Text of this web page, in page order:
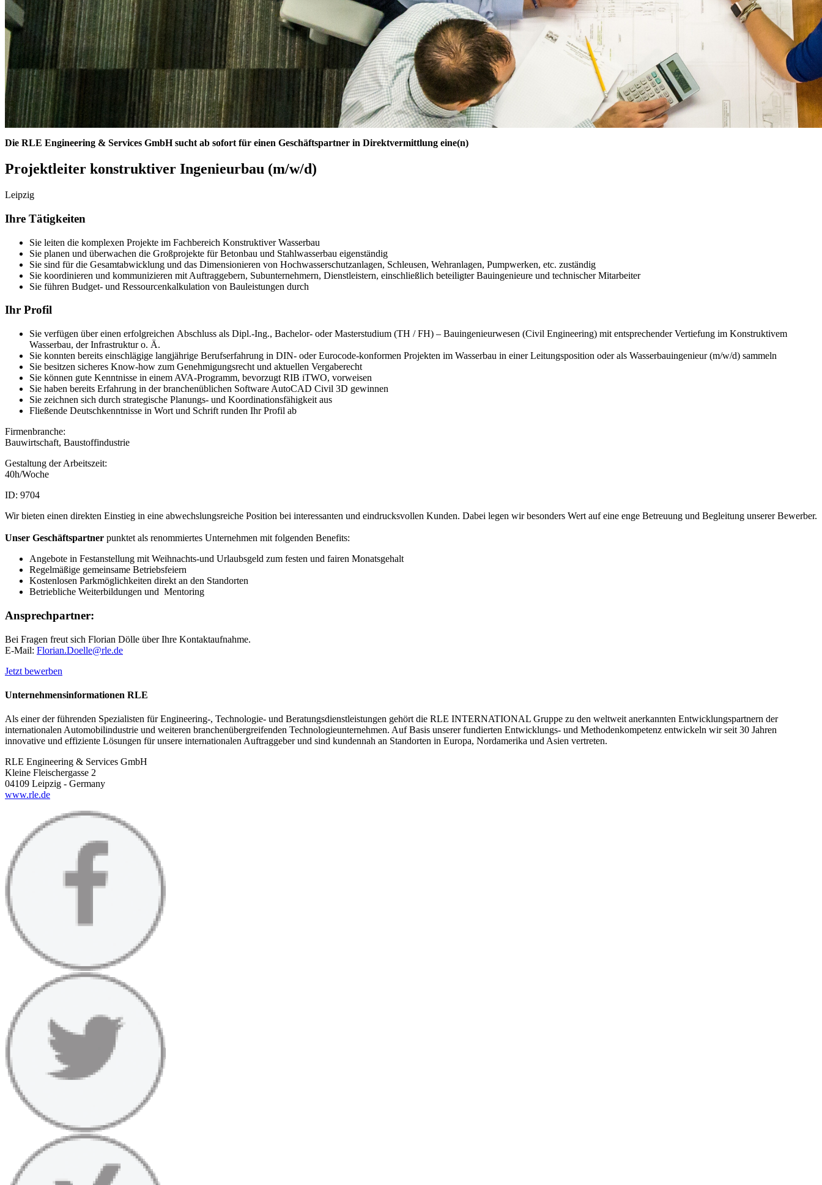
Die RLE Engineering & Services GmbH sucht ab sofort für einen Geschäftspartner in Direktvermittlung eine(n)
Projektleiter konstruktiver Ingenieurbau (m/w/d)
Leipzig
Ihre Tätigkeiten
Sie leiten die komplexen Projekte im Fachbereich Konstruktiver Wasserbau
Sie planen und überwachen die Großprojekte für Betonbau und Stahlwasserbau eigenständig
Sie sind für die Gesamtabwicklung und das Dimensionieren von Hochwasserschutzanlagen, Schleusen, Wehranlagen, Pumpwerken, etc. zuständig
Sie koordinieren und kommunizieren mit Auftraggebern, Subunternehmern, Dienstleistern, einschließlich beteiligter Bauingenieure und technischer Mitarbeiter
Sie führen Budget- und Ressourcenkalkulation von Bauleistungen durch
Ihr Profil
Sie verfügen über einen erfolgreichen Abschluss als Dipl.-Ing., Bachelor- oder Masterstudium (TH / FH) – Bauingenieurwesen (Civil Engineering) mit entsprechender Vertiefung im Konstruktivem
Wasserbau, der Infrastruktur o. Ä.
Sie konnten bereits einschlägige langjährige Berufserfahrung in DIN- oder Eurocode-konformen Projekten im Wasserbau in einer Leitungsposition oder als Wasserbauingenieur (m/w/d) sammeln
Sie besitzen sicheres Know-how zum Genehmigungsrecht und aktuellen Vergaberecht
Sie können gute Kenntnisse in einem AVA-Programm, bevorzugt RIB iTWO, vorweisen
Sie haben bereits Erfahrung in der branchenüblichen Software AutoCAD Civil 3D gewinnen
Sie zeichnen sich durch strategische Planungs- und Koordinationsfähigkeit aus
Fließende Deutschkenntnisse in Wort und Schrift runden Ihr Profil ab
Firmenbranche:
Bauwirtschaft, Baustoffindustrie
Gestaltung der Arbeitszeit:
40h/Woche
ID: 9704
Wir bieten einen direkten Einstieg in eine abwechslungsreiche Position bei interessanten und eindrucksvollen Kunden. Dabei legen wir besonders Wert auf eine enge Betreuung und Begleitung unserer Bewerber.
Unser Geschäftspartner punktet als renommiertes Unternehmen mit folgenden Benefits:
Angebote in Festanstellung mit Weihnachts-und Urlaubsgeld zum festen und fairen Monatsgehalt
Regelmäßige gemeinsame Betriebsfeiern
Kostenlosen Parkmöglichkeiten direkt an den Standorten
Betriebliche Weiterbildungen und Mentoring
Ansprechpartner:
Bei Fragen freut sich Florian Dölle über Ihre Kontaktaufnahme.
E-Mail: Florian.Doelle@rle.de
Jetzt bewerben
Unternehmensinformationen RLE
Als einer der führenden Spezialisten für Engineering-, Technologie- und Beratungs­dienstleistungen gehört die RLE INTERNATIONAL Gruppe zu den weltweit anerkannten Entwicklungs­partnern der
internationalen Automobil­industrie und weiteren branchen­übergreifenden Technologie­unter­nehmen. Auf Basis unserer fundierten Entwicklungs- und Methoden­kompetenz entwickeln wir seit 30 Jahren
innovative und effiziente Lösungen für unsere inter­nationalen Auftraggeber und sind kundennah an Standorten in Europa, Nordamerika und Asien vertreten.
RLE Engineering & Services GmbH
Kleine Fleischergasse 2
04109 Leipzig - Germany
www.rle.de